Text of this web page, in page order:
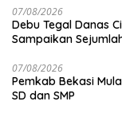
07/08/2026
Debu Tegal Danas
Sampaikan
07/08/2026
Pemkab Bekasi
SD dan SMP